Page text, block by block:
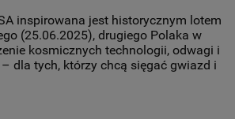
inspirowana jest historycznym lotem
(25.06.2025), drugiego Polaka w
kosmicznych technologii, odwagi i
dla tych, którzy chcą sięgać gwiazd i